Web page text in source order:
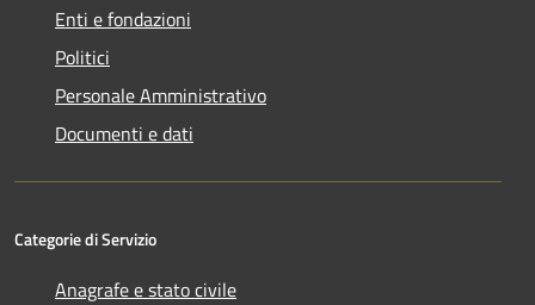
Enti e fondazioni
Politici
Personale Amministrativo
Documenti e dati
Categorie di Servizio
Anagrafe e stato civile